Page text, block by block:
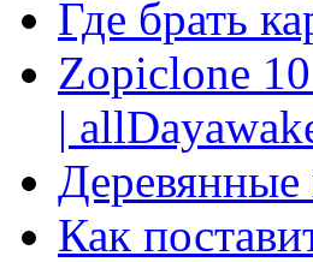
Где брать
Zopiclone
|
Деревянные
Как